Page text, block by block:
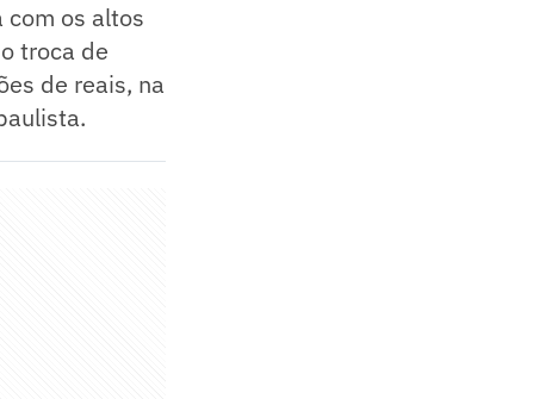
com os altos
troca de
de reais, na